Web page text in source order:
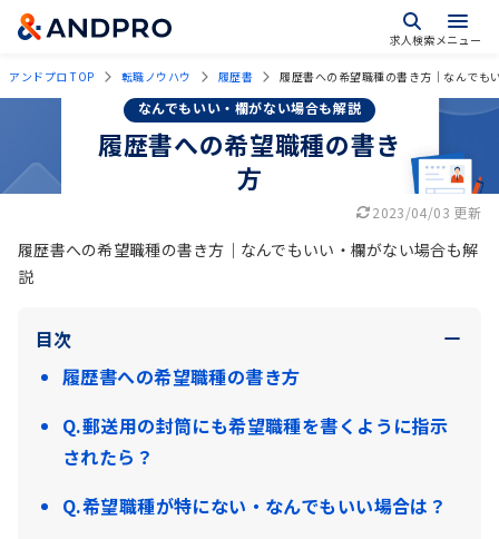
求人検索メニュー
アンドプロ TOP 転職ノウハウ 履歴書 履歴書への希望職種の書き方｜なんでも
なんでもいい・欄がない場合も解説
履歴書への希望職種の書き
方
2023/04/03 更新
履歴書への希望職種の書き方｜なんでもいい・欄がない場合も解
説
目次
履歴書への希望職種の書き方
Q.郵送用の封筒にも希望職種を書くように指示
されたら？
Q.希望職種が特にない・なんでもいい場合は？